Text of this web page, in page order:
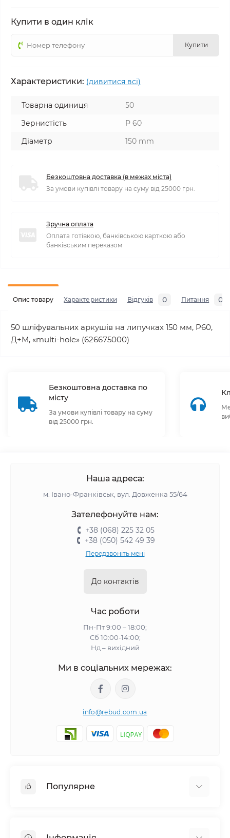
Купити в один клік
Купити
Характеристики: (дивитися всі)
Товарна одиниця
50
Зернистість
P 60
Діаметр
150 mm
Безкоштовна доставка (в межах міста)
За умови купівлі товару на суму від 25000 грн.
Зручна оплата
Оплата готівкою, банківською карткою або
банківським переказом
Опис товару Характеристики Відгуків 0 Питання 0
50 шліфувальних аркушів на липучках 150 мм, P60,
Д+М, «multi-hole» (626675000)
Безкоштовна доставка по
місту
За умови купівлі товару на суму
від 25000 грн.
Наша адреса:
м. Івано-Франківськ, вул. Довженка 55/64
Зателефонуйте нам:
+38 (068) 225 32 05
+38 (050) 542 49 39
Передзвоніть мені
До контактів
Час роботи
Пн-Пт 9:00 – 18:00;
Сб 10:00-14:00;
Нд – вихідний
Ми в соціальних мережах:
info@rebud.com.ua
Популярне